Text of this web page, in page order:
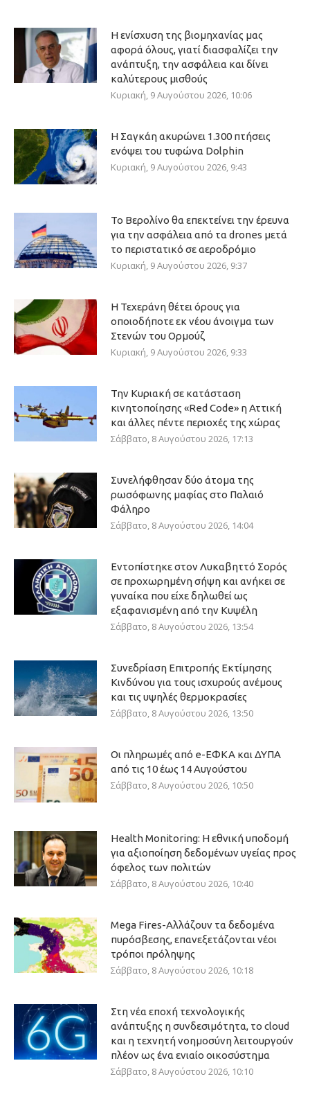
Η ενίσχυση της βιομηχανίας μας
αφορά όλους, γιατί διασφαλίζει την
ανάπτυξη, την ασφάλεια και δίνει
καλύτερους μισθούς
Κυριακή, 9 Αυγούστου 2026, 10:06
Η Σαγκάη ακυρώνει 1.300 πτήσεις
ενόψει του τυφώνα Dolphin
Κυριακή, 9 Αυγούστου 2026, 9:43
Το Βερολίνο θα επεκτείνει την έρευνα
για την ασφάλεια από τα drones μετά
το περιστατικό σε αεροδρόμιο
Κυριακή, 9 Αυγούστου 2026, 9:37
Η Τεχεράνη θέτει όρους για
οποιοδήποτε εκ νέου άνοιγμα των
Στενών του Ορμούζ
Κυριακή, 9 Αυγούστου 2026, 9:33
Την Κυριακή σε κατάσταση
κινητοποίησης «Red Code» η Αττική
και άλλες πέντε περιοχές της χώρας
Σάββατο, 8 Αυγούστου 2026, 17:13
Συνελήφθησαν δύο άτομα της
ρωσόφωνης μαφίας στο Παλαιό
Φάληρο
Σάββατο, 8 Αυγούστου 2026, 14:04
Εντοπίστηκε στον Λυκαβηττό Σορός
σε προχωρημένη σήψη και ανήκει σε
γυναίκα που είχε δηλωθεί ως
εξαφανισμένη από την Κυψέλη
Σάββατο, 8 Αυγούστου 2026, 13:54
Συνεδρίαση Επιτροπής Εκτίμησης
Κινδύνου για τους ισχυρούς ανέμους
και τις υψηλές θερμοκρασίες
Σάββατο, 8 Αυγούστου 2026, 13:50
Οι πληρωμές από e-ΕΦΚΑ και ΔΥΠΑ
από τις 10 έως 14 Αυγούστου
Σάββατο, 8 Αυγούστου 2026, 10:50
Health Monitoring: Η εθνική υποδομή
για αξιοποίηση δεδομένων υγείας προς
όφελος των πολιτών
Σάββατο, 8 Αυγούστου 2026, 10:40
Mega Fires-Αλλάζουν τα δεδομένα
πυρόσβεσης, επανεξετάζονται νέοι
τρόποι πρόληψης
Σάββατο, 8 Αυγούστου 2026, 10:18
Στη νέα εποχή τεχνολογικής
ανάπτυξης η συνδεσιμότητα, το cloud
και η τεχνητή νοημοσύνη λειτουργούν
πλέον ως ένα ενιαίο οικοσύστημα
Σάββατο, 8 Αυγούστου 2026, 10:10